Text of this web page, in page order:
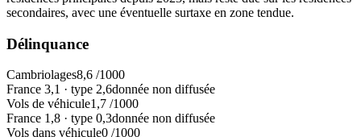
secondaires, avec une éventuelle surtaxe en zone tendue.
Délinquance
Cambriolages8,6 /1000
France 3,1 · type 2,6donnée non diffusée
Vols de véhicule1,7 /1000
France 1,8 · type 0,3donnée non diffusée
Vols dans véhicule0 /1000